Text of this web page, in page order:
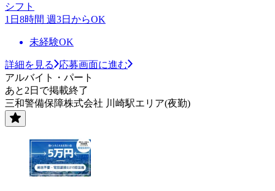
シフト
1日8時間 週3日からOK
未経験OK
詳細を見る
応募画面に進む
アルバイト・パート
あと2日で掲載終了
三和警備保障株式会社 川崎駅エリア(夜勤)